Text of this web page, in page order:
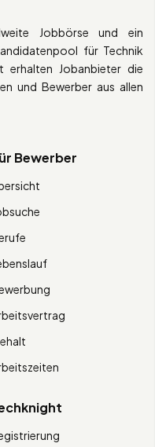
Jobbörse und ein
für Technik
erhalten Jobanbieter die
und Bewerber aus allen
Bewerber